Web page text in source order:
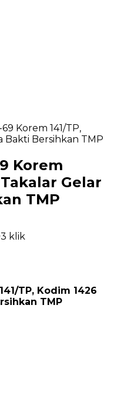
Korem 141/TP,
Bakti Bersihkan TMP
Korem
Gelar
TMP
klik
TP, Kodim 1426
TMP